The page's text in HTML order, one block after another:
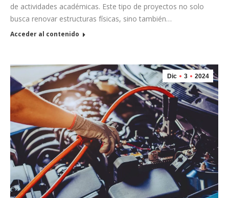
de actividades académicas. Este tipo de proyectos no solo
busca renovar estructuras físicas, sino también…
Acceder al contenido
Dic 3 2024